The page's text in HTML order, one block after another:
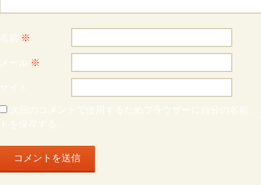
名前 ※
メール ※
サイト
次回のコメントで使用するためブラウザーに自分の名前、
トを保存する。